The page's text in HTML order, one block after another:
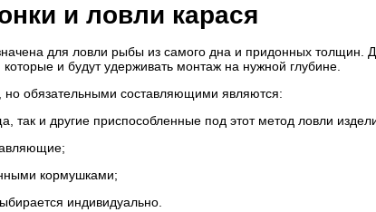
и ловли карася
для ловли рыбы из самого дна и придонных толщин.
и будут удерживать монтаж на нужной глубине.
но обязательными составляющими являются:
так и другие приспособленные под этот метод ловли
кормушками;
индивидуально.